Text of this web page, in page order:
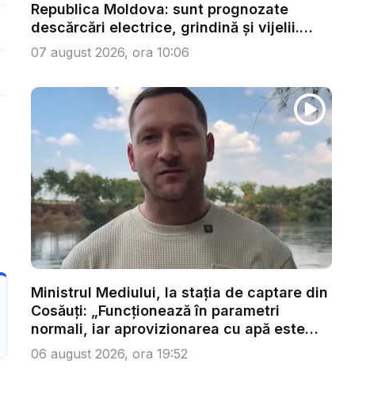
Republica Moldova: sunt prognozate
descărcări electrice, grindină și vijelii.
Câ...
07 august 2026, ora 10:06
Ministrul Mediului, la stația de captare din
Cosăuți: „Funcționează în parametri
normali, iar aprovizionarea cu apă este
as...
06 august 2026, ora 19:52